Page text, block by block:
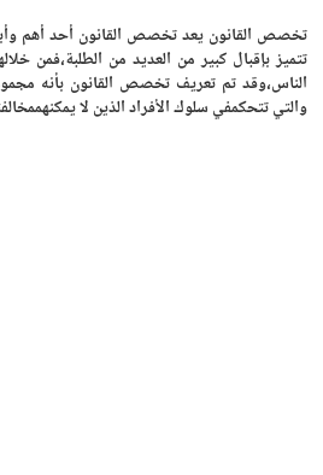
تخصص القانون يعد تخصص القانون أحد أهم
تتميز بإقبال كبير من العديد من الطلبة،فمن
الناس،وقد تم تعريف تخصص القانون بأنه
والتي تتحكمفي سلوك الأفراد الذين لا